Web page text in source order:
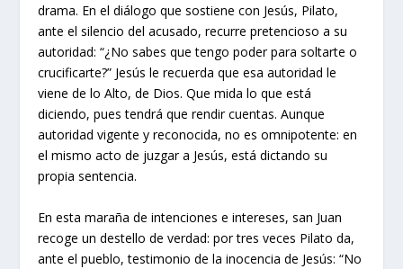
drama. En el diálogo que sostiene con Jesús, Pilato,
ante el silencio del acusado, recurre pretencioso a su
autoridad: “¿No sabes que tengo poder para soltarte o
crucificarte?” Jesús le recuerda que esa autoridad le
viene de lo Alto, de Dios. Que mida lo que está
diciendo, pues tendrá que rendir cuentas. Aunque
autoridad vigente y reconocida, no es omnipotente: en
el mismo acto de juzgar a Jesús, está dictando su
propia sentencia.
En esta maraña de intenciones e intereses, san Juan
recoge un destello de verdad: por tres veces Pilato da,
ante el pueblo, testimonio de la inocencia de Jesús: “No